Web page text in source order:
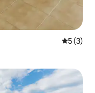
5 av 5 i
5 (3)